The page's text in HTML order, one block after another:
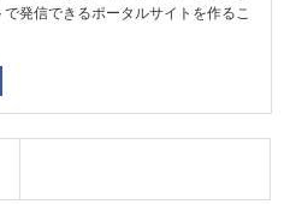
発信できるポータルサイトを作るこ